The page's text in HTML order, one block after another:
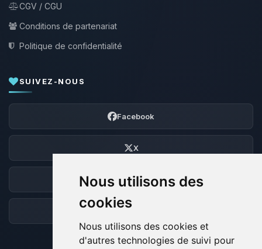
Nous utilisons des
cookies
Nous utilisons des cookies et
d'autres technologies de suivi pour
CGV / CGU
Conditions de partenariat
Politique de confidentialité
SUIVEZ-NOUS
Facebook
X
Discord
Forum